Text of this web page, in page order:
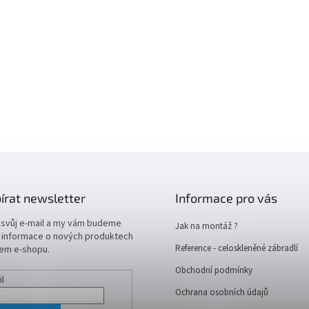
newsletter
e-mail a my vám budeme
o nových produktech
e-shopu.
Informace pro vás
Jak na montáž ?
Reference - celoskleněné zábradlí
Obchodní podmínky
Ochrana osobních údajů